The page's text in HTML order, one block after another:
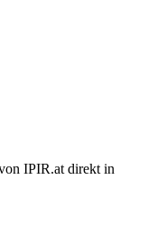
IPIR.at direkt in